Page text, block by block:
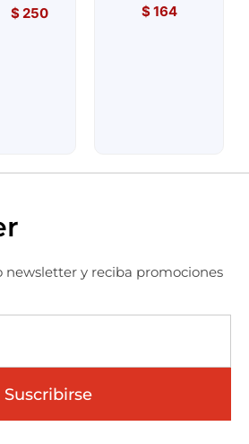
$250 $164
newsletter y reciba promociones
Suscribirse